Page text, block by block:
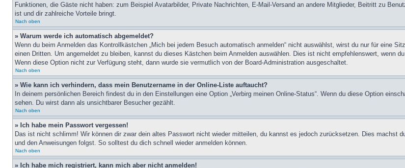
Funktionen, die Gäste nicht haben: zum Beispiel Avatarbilder, Private Nachrichten, E-Mail-Versand an andere Mitglieder, Beitritt zu
ist und dir zahlreiche Vorteile bringt.
Nach oben
» Warum werde ich automatisch abgemeldet?
Wenn du beim Anmelden das Kontrollkästchen „Mich bei jedem Besuch automatisch anmelden“ nicht auswählst, wirst du nur für eine
einen Dritten. Um angemeldet zu bleiben, kannst du dieses Kästchen beim Anmelden auswählen. Dies ist nicht empfehlenswert, wenn
Wenn diese Option nicht zur Verfügung steht, dann wurde sie vermutlich von der Board-Administration ausgeschaltet.
Nach oben
» Wie kann ich verhindern, dass mein Benutzername in der Online-Liste auftaucht?
In deinem persönlichen Bereich findest du in den Einstellungen eine Option „Verbirg meinen Online-Status“. Wenn du diese Option
sehen. Du wirst dann als unsichtbarer Besucher gezählt.
Nach oben
» Ich habe mein Passwort vergessen!
Das ist nicht schlimm! Wir können dir zwar dein altes Passwort nicht wieder mitteilen, du kannst es jedoch zurücksetzen. Dies machst
und den Anweisungen folgst. So solltest du dich schnell wieder anmelden können.
Nach oben
» Ich habe mich registriert, kann mich aber nicht anmelden!